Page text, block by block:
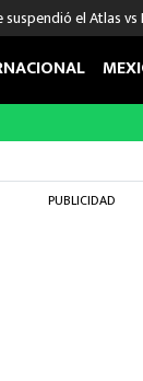
suspendió el Atlas vs
PUBLICIDAD